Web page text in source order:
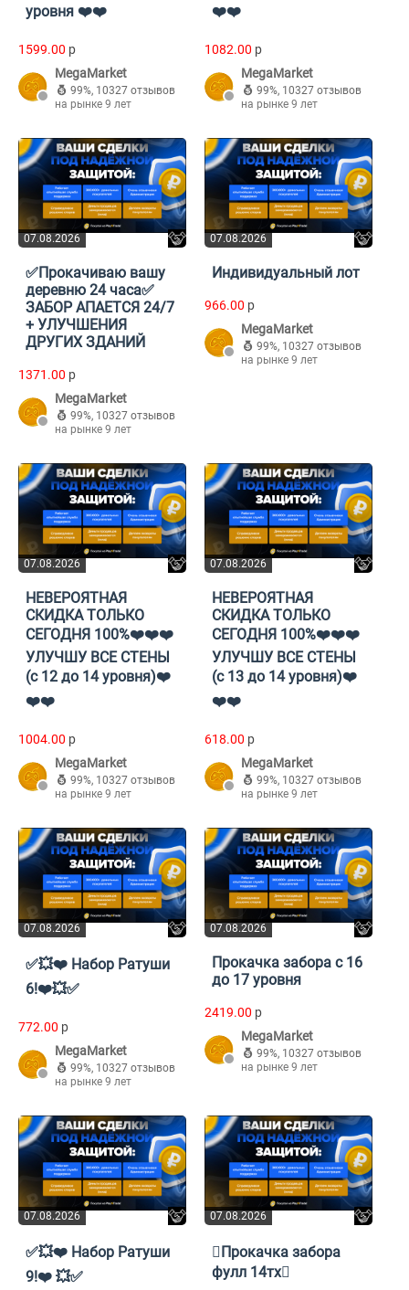
уровня ❤️❤️
1599.00 p
MegaMarket
99%, 10327 отзывов
на рынке 9 лет
❤️❤️
1082.00 p
MegaMarket
99%, 10327 отзывов
на рынке 9 лет
07.08.2026
✅Прокачиваю вашу
деревню 24 часа✅
ЗАБОР АПАЕТСЯ 24/7
+ УЛУЧШЕНИЯ
ДРУГИХ ЗДАНИЙ
1371.00 p
MegaMarket
99%, 10327 отзывов
на рынке 9 лет
07.08.2026
Индивидуальный лот
966.00 p
MegaMarket
99%, 10327 отзывов
на рынке 9 лет
07.08.2026
НЕВЕРОЯТНАЯ
СКИДКА ТОЛЬКО
СЕГОДНЯ 100%❤️❤️❤️
УЛУЧШУ ВСЕ СТЕНЫ
(с 12 до 14 уровня)❤️
❤️❤️
1004.00 p
MegaMarket
99%, 10327 отзывов
на рынке 9 лет
07.08.2026
НЕВЕРОЯТНАЯ
СКИДКА ТОЛЬКО
СЕГОДНЯ 100%❤️❤️❤️
УЛУЧШУ ВСЕ СТЕНЫ
(с 13 до 14 уровня)❤️
❤️❤️
618.00 p
MegaMarket
99%, 10327 отзывов
на рынке 9 лет
07.08.2026
✅💥❤️ Набор Ратуши
6!❤️💥✅
772.00 p
MegaMarket
99%, 10327 отзывов
на рынке 9 лет
07.08.2026
Прокачка забора с 16
до 17 уровня
2419.00 p
MegaMarket
99%, 10327 отзывов
на рынке 9 лет
07.08.2026
✅💥❤️ Набор Ратуши
9!❤️ 💥✅
07.08.2026
🫆Прокачка забора
фулл 14тх🫆